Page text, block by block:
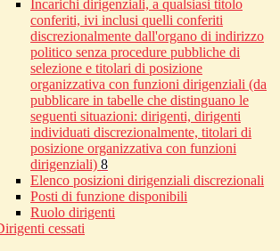
Incarichi dirigenziali, a qualsiasi titolo
conferiti, ivi inclusi quelli conferiti
discrezionalmente dall'organo di indirizzo
politico senza procedure pubbliche di
selezione e titolari di posizione
organizzativa con funzioni dirigenziali (da
pubblicare in tabelle che distinguano le
seguenti situazioni: dirigenti, dirigenti
individuati discrezionalmente, titolari di
posizione organizzativa con funzioni
dirigenziali) 8
Elenco posizioni dirigenziali discrezionali
Posti di funzione disponibili
Ruolo dirigenti
cessati